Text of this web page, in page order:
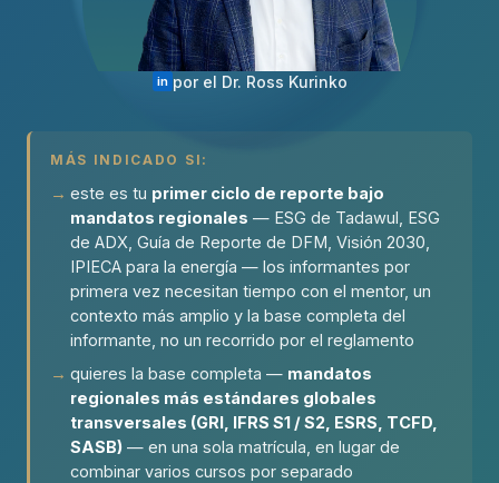
in por el Dr. Ross Kurinko
MÁS INDICADO SI:
este es tu primer ciclo de reporte bajo
mandatos regionales — ESG de Tadawul, ESG
de ADX, Guía de Reporte de DFM, Visión 2030,
IPIECA para la energía — los informantes por
primera vez necesitan tiempo con el mentor, un
contexto más amplio y la base completa del
informante, no un recorrido por el reglamento
quieres la base completa — mandatos
regionales más estándares globales
transversales (GRI, IFRS S1 / S2, ESRS, TCFD,
SASB) — en una sola matrícula, en lugar de
combinar varios cursos por separado